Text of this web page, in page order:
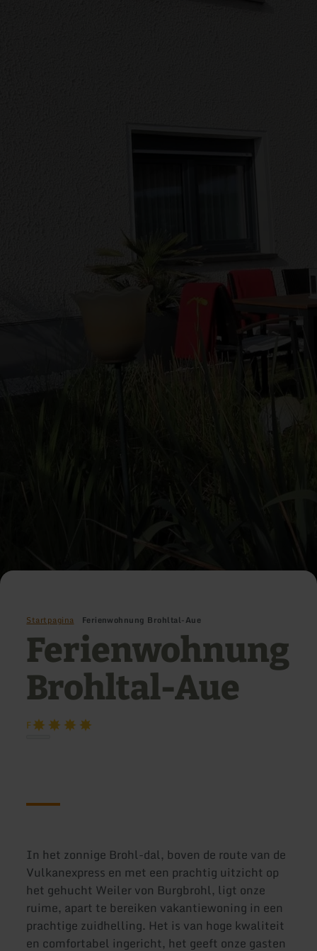
Startpagina Ferienwohnung Brohltal-Aue
Ferienwohnung
Brohltal-Aue
F
In het zonnige Brohl-dal, boven de route van de
Vulkanexpress en met een prachtig uitzicht op
het gehucht Weiler von Burgbrohl, ligt onze
ruime, apart te bereiken vakantiewoning in een
prachtige zuidhelling. Het is van hoge kwaliteit
en comfortabel ingericht, het geeft onze gasten